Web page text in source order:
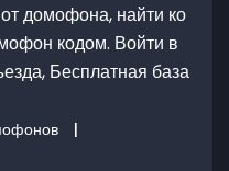
домофона, найти ко
кодом. Войти в
Бесплатная база
|